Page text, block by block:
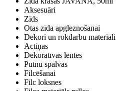
Aksesuāri
Zīds
Otas zīda apgleznošanai
Dekori un rokdarbu materiāli
Actiņas
Dekoratīvas lentes
Putnu spalvas
Filcēšanai
Filc loksnes